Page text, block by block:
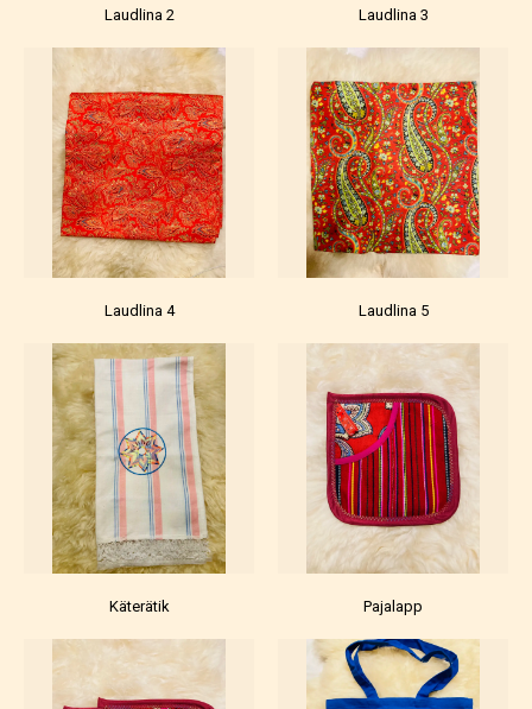
Laudlina 2 Laudlina 3
Laudlina 4 Laudlina 5
Käterätik Pajalapp